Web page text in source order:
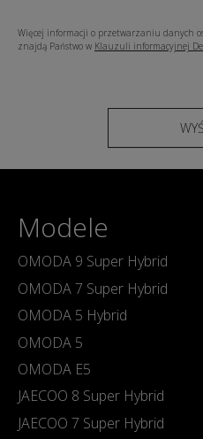
Więcej informacji o przetwarzaniu danych
znajdą Państwo w Klauzuli informacyjnej
Modele
OMODA 9 Super Hybrid
OMODA 7 Super Hybrid
OMODA 5 Hybrid
OMODA 5
OMODA E5
JAECOO 8 Super Hybrid
JAECOO 7 Super Hybrid